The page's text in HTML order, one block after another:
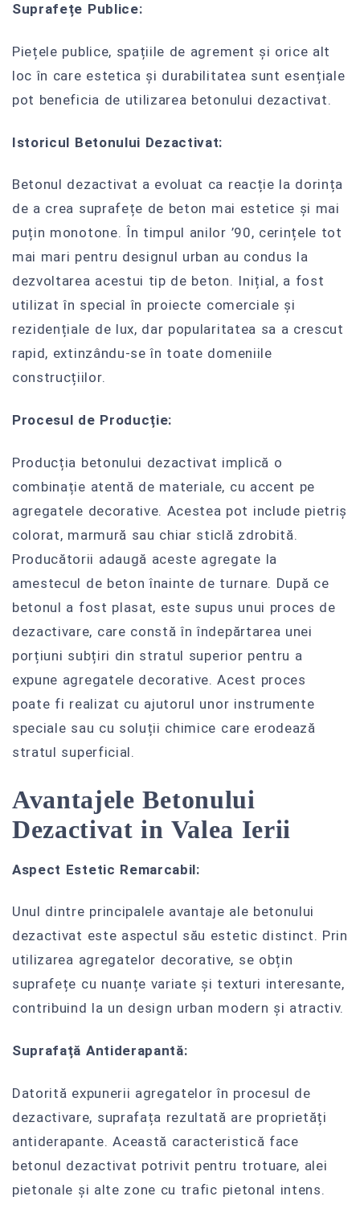
Suprafețe Publice:
Piețele publice, spațiile de agrement și orice alt
loc în care estetica și durabilitatea sunt esențiale
pot beneficia de utilizarea betonului dezactivat.
Istoricul Betonului Dezactivat:
Betonul dezactivat a evoluat ca reacție la dorința
de a crea suprafețe de beton mai estetice și mai
puțin monotone. În timpul anilor ’90, cerințele tot
mai mari pentru designul urban au condus la
dezvoltarea acestui tip de beton. Inițial, a fost
utilizat în special în proiecte comerciale și
rezidențiale de lux, dar popularitatea sa a crescut
rapid, extinzându-se în toate domeniile
construcțiilor.
Procesul de Producție:
Producția betonului dezactivat implică o
combinație atentă de materiale, cu accent pe
agregatele decorative. Acestea pot include pietriș
colorat, marmură sau chiar sticlă zdrobită.
Producătorii adaugă aceste agregate la
amestecul de beton înainte de turnare. După ce
betonul a fost plasat, este supus unui proces de
dezactivare, care constă în îndepărtarea unei
porțiuni subțiri din stratul superior pentru a
expune agregatele decorative. Acest proces
poate fi realizat cu ajutorul unor instrumente
speciale sau cu soluții chimice care erodează
stratul superficial.
Avantajele Betonului
Dezactivat in Valea Ierii
Aspect Estetic Remarcabil:
Unul dintre principalele avantaje ale betonului
dezactivat este aspectul său estetic distinct. Prin
utilizarea agregatelor decorative, se obțin
suprafețe cu nuanțe variate și texturi interesante,
contribuind la un design urban modern și atractiv.
Suprafață Antiderapantă:
Datorită expunerii agregatelor în procesul de
dezactivare, suprafața rezultată are proprietăți
antiderapante. Această caracteristică face
betonul dezactivat potrivit pentru trotuare, alei
pietonale și alte zone cu trafic pietonal intens.